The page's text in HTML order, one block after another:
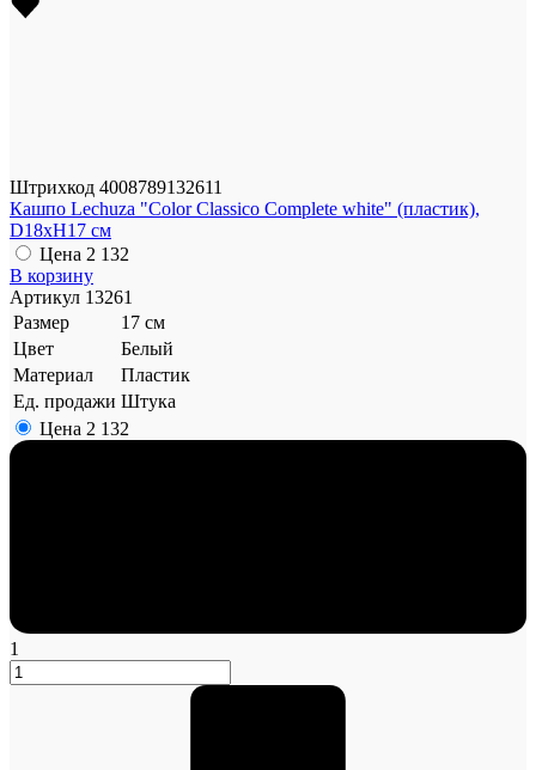
Штрихкод 4008789132611
Кашпо Lechuza "Color Classico Complete white" (пластик),
D18xH17 см
Цена 2 132
В корзину
Артикул 13261
Размер
17 см
Цвет
Белый
Материал
Пластик
Ед. продажи Штука
Цена 2 132
1